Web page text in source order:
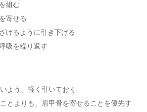
組む
寄せる
けるように引き下げる
吸を繰り返す
よう、軽く引いておく
とよりも、肩甲骨を寄せることを優先す